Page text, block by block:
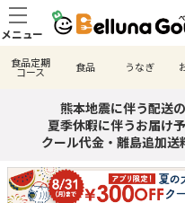
食品定期
コース 食品 うなぎ
熊本地震に伴う配送
夏季休暇に伴うお届け
クール代金・離島追加